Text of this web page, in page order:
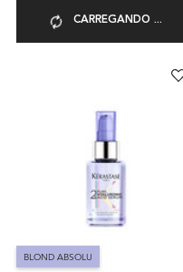
CARREGANDO ...
BLOND ABSOLU